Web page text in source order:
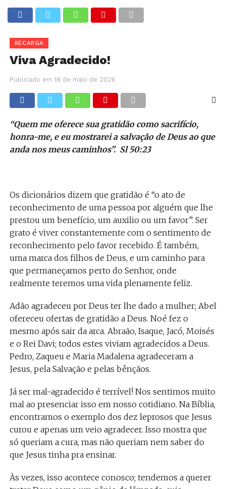
RECARGA
Viva Agradecido!
Publicado em 18 de maio de 2026
“Quem me oferece sua gratidão como sacrifício,
honra-me, e eu mostrarei a salvação de Deus ao que
anda nos meus caminhos”. Sl 50:23
Os dicionários dizem que gratidão é “o ato de
reconhecimento de uma pessoa por alguém que lhe
prestou um benefício, um auxilio ou um favor”. Ser
grato é viver constantemente com o sentimento de
reconhecimento pelo favor recebido. É também,
uma marca dos filhos de Deus, e um caminho para
que permaneçamos perto do Senhor, onde
realmente teremos uma vida plenamente feliz.
Adão agradeceu por Deus ter lhe dado a mulher; Abel
ofereceu ofertas de gratidão a Deus. Noé fez o
mesmo após sair da arca. Abraão, Isaque, Jacó, Moisés
e o Rei Davi; todos estes viviam agradecidos a Deus.
Pedro, Zaqueu e Maria Madalena agradeceram a
Jesus, pela Salvação e pelas bênçãos.
Já ser mal-agradecido é terrível! Nos sentimos muito
mal ao presenciar isso em nosso cotidiano. Na Bíblia,
encontramos o exemplo dos dez leprosos que Jesus
curou e apenas um veio agradecer. Isso mostra que
só queriam a cura, mas não queriam nem saber do
que Jesus tinha pra ensinar.
Às vezes, isso acontece conosco; tendemos a querer